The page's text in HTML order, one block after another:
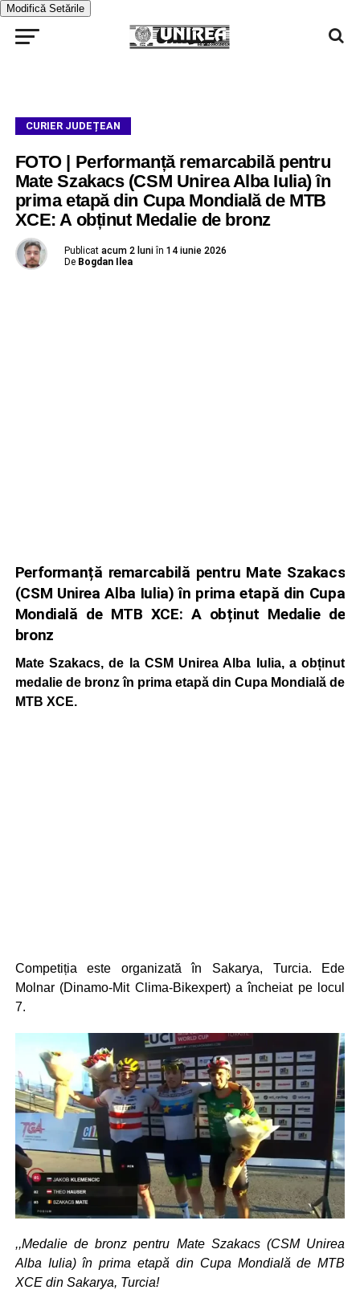
Modifică Setările
CURIER JUDEȚEAN
FOTO | Performanță remarcabilă pentru
Mate Szakacs (CSM Unirea Alba Iulia) în
prima etapă din Cupa Mondială de MTB
XCE: A obținut Medalie de bronz
Publicat acum 2 luni în 14 iunie 2026
De Bogdan Ilea
Performanță remarcabilă pentru Mate Szakacs
(CSM Unirea Alba Iulia) în prima etapă din Cupa
Mondială de MTB XCE: A obținut Medalie de
bronz
Mate Szakacs, de la CSM Unirea Alba Iulia, a obținut
medalie de bronz în prima etapă din Cupa Mondială de
MTB XCE.
Competiția este organizată în Sakarya, Turcia. Ede
Molnar (Dinamo-Mit Clima-Bikexpert) a încheiat pe locul
7.
,,Medalie de bronz pentru Mate Szakacs (CSM Unirea
Alba Iulia) în prima etapă din Cupa Mondială de MTB
XCE din Sakarya, Turcia!